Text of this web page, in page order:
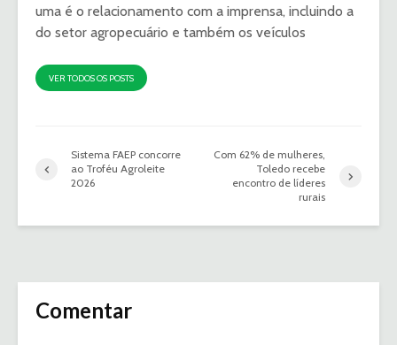
uma é o relacionamento com a imprensa, incluindo a
do setor agropecuário e também os veículos
VER TODOS OS POSTS
Sistema FAEP concorre
ao Troféu Agroleite
2026
Com 62% de mulheres,
Toledo recebe
encontro de líderes
rurais
Comentar